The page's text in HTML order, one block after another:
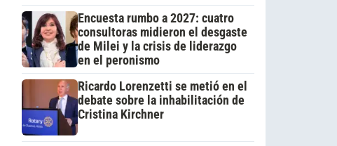
Encuesta rumbo a 2027: cuatro
consultoras midieron el desgaste
de Milei y la crisis de liderazgo
en el peronismo
Ricardo Lorenzetti se metió en el
debate sobre la inhabilitación de
Cristina Kirchner